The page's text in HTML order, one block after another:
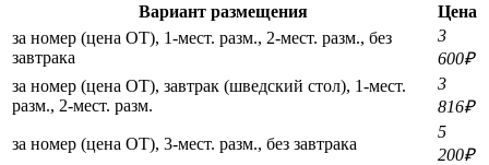
Вариант размещения
Цена
за номер (цена ОТ), 1-мест. разм., 2-мест. разм., без
завтрака
3
600₽
за номер (цена ОТ), завтрак (шведский стол), 1-мест.
разм., 2-мест. разм.
3
816₽
за номер (цена ОТ), 3-мест. разм., без завтрака
5
200₽